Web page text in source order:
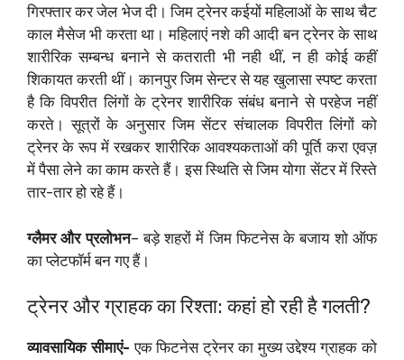
गिरफ्तार कर जेल भेज दी। जिम ट्रेनर कईयों महिलाओं के साथ चैट
काल मैसेज भी करता था। महिलाएं नशे की आदी बन ट्रेनर के साथ
शारीरिक सम्बन्ध बनाने से कतराती भी नही थीं, न ही कोई कहीं
शिकायत करती थीं। कानपुर जिम सेन्टर से यह खुलासा स्पष्ट करता
है कि विपरीत लिंगों के ट्रेनर शारीरिक संबंध बनाने से परहेज नहीं
करते। सूत्रों के अनुसार जिम सेंटर संचालक विपरीत लिंगों को
ट्रेनर के रूप में रखकर शारीरिक आवश्यकताओं की पूर्ति करा एवज़
में पैसा लेने का काम करते हैं। इस स्थिति से जिम योगा सेंटर में रिस्ते
तार-तार हो रहे हैं।
ग्लैमर और प्रलोभन– बड़े शहरों में जिम फिटनेस के बजाय शो ऑफ
का प्लेटफॉर्म बन गए हैं।
ट्रेनर और ग्राहक का रिश्ता: कहां हो रही है गलती?
व्यावसायिक सीमाएं- एक फिटनेस ट्रेनर का मुख्य उद्देश्य ग्राहक को